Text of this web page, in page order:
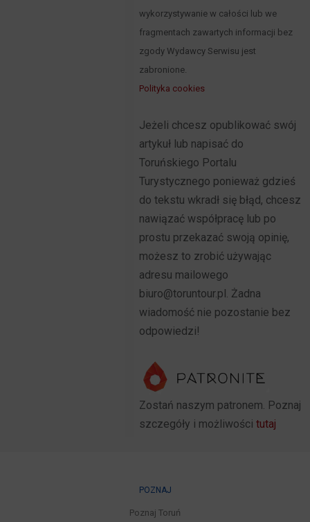
wykorzystywanie w całości lub we
fragmentach zawartych informacji bez
zgody Wydawcy Serwisu jest
zabronione.
Polityka cookies
Jeżeli chcesz opublikować swój
artykuł lub napisać do
Toruńskiego Portalu
Turystycznego ponieważ gdzieś
do tekstu wkradł się błąd, chcesz
nawiązać współpracę lub po
prostu przekazać swoją opinię,
możesz to zrobić używając
adresu mailowego
biuro@toruntour.pl. Żadna
wiadomość nie pozostanie bez
odpowiedzi!
Zostań naszym patronem. Poznaj
szczegóły i możliwości tutaj
POZNAJ
Poznaj Toruń